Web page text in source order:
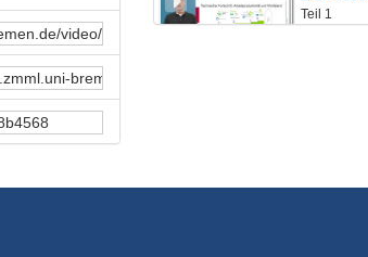
Teil 1